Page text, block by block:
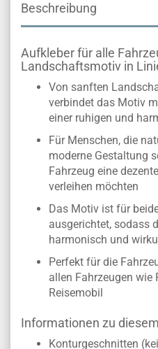
Beschreibung
Aufkleber für alle
Landschaftsmotiv in
Von sanften
verbindet das Motiv
einer ruhigen und
Für Menschen, die
moderne Gestaltung
Fahrzeug eine
verleihen möchten
Das Motiv ist für
ausgerichtet, sodass
harmonisch und
Perfekt für die
allen Fahrzeugen wie
Reisemobil
Informationen zu
Konturgeschnitten